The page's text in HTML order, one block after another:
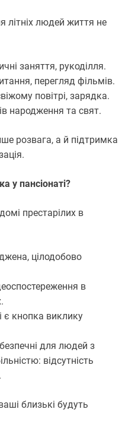
літніх людей життя не
заняття, рукоділля.
перегляд фільмів.
повітрі, зарядка.
народження та свят.
розвага, а й підтримка
у пансіонаті?
престарілих в
цілодобово
в
є кнопка виклику
для людей з
відсутність
близькі будуть